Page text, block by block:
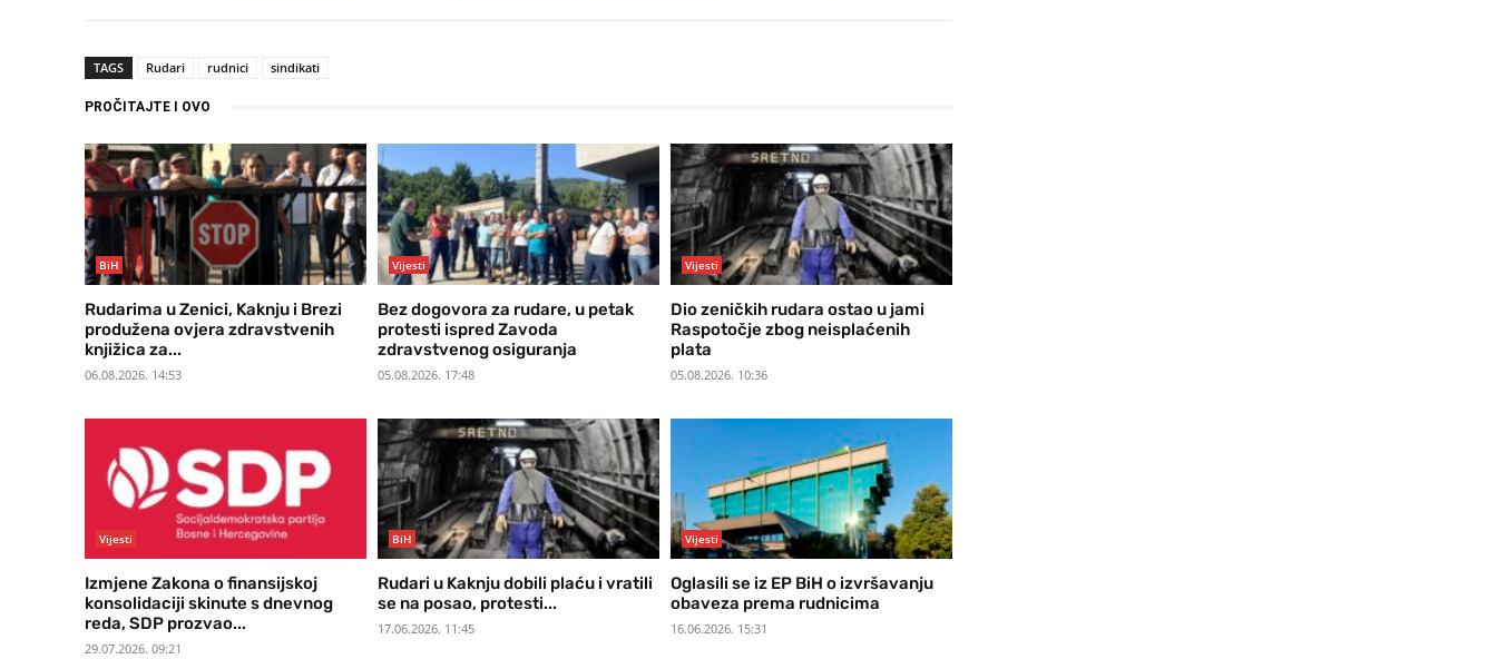
TAGS Rudari rudnici sindikati
PROČITAJTE I OVO
BiH
Rudarima u Zenici, Kaknju i Brezi
produžena ovjera zdravstvenih
knjižica za...
06.08.2026. 14:53
Vijesti
Bez dogovora za rudare, u petak
protesti ispred Zavoda
zdravstvenog osiguranja
05.08.2026. 17:48
Vijesti
Dio zeničkih rudara ostao u jami
Raspotočje zbog neisplaćenih
plata
05.08.2026. 10:36
Vijesti
Izmjene Zakona o finansijskoj
konsolidaciji skinute s dnevnog
reda, SDP prozvao...
29.07.2026. 09:21
BiH
Rudari u Kaknju dobili plaću i vratili
se na posao, protesti...
17.06.2026. 11:45
Vijesti
Oglasili se iz EP BiH o izvršavanju
obaveza prema rudnicima
16.06.2026. 15:31